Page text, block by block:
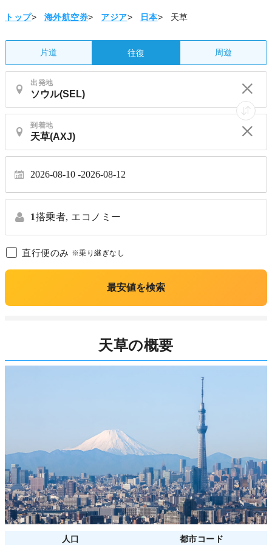
トップ> 海外航空券> アジア> 日本> 天草
片道 往復 周遊
出発地
到着地
2026-08-10 2026-08-12
1搭乗者, エコノミー
直行便のみ ※乗り継ぎなし
最安値を検索
天草の概要
人口 都市コード